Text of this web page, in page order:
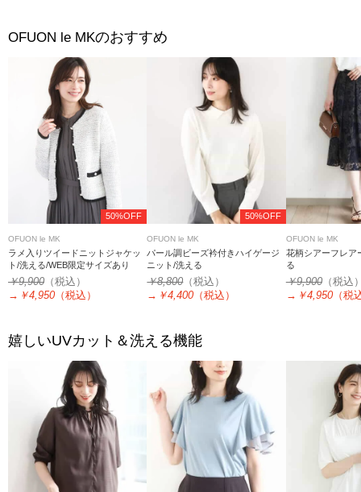
OFUON le MKのおすすめ
50%OFF
OFUON le MK
ラメ入りツイードニットジャケッ
ト/洗える/WEB限定サイズあり
￥9,900 （税込）
→ ￥4,950 （税込）
50%OFF
OFUON le MK
パール調ビーズ衿付きハイゲージ
ニット/洗える
￥8,800（税込）
→ ￥4,400 （税込）
OFUON le MK
花柄シアーフレア
る
￥9,900（税込
→ ￥4,950（税
嬉しいUVカット＆洗える機能